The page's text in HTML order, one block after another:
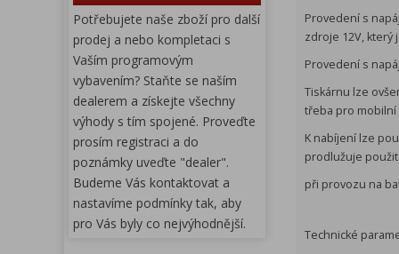
Potřebujete naše zboží pro další
prodej a nebo kompletaci s
Vaším programovým
vybavením? Staňte se naším
dealerem a získejte všechny
výhody s tím spojené. Proveďte
prosím registraci a do
poznámky uveďte "dealer".
Budeme Vás kontaktovat a
nastavíme podmínky tak, aby
pro Vás byly co nejvýhodnější.
Provedení s
zdroje 12V, který
Provedení s
Tiskárnu lze
třeba pro mobilní
K nabíjení lze
prodlužuje
při provozu na
Technické